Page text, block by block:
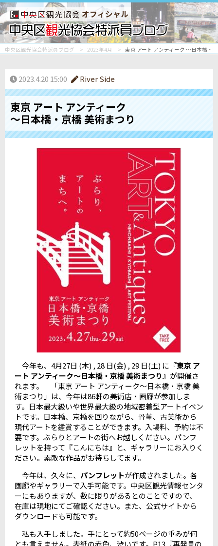
オフィシャル
中央区観光協会特派員ブログ 2023年4月 東京 アート アンティーク 〜日本橋・
2023.4.20 15:00 River Side
東京 アート アンティーク
〜日本橋・京橋 美術まつり
今年も、4月27日 (木) , 28 日(金) , 29 日(土) に 『東京 ア
ート アンティーク〜日本橋・京橋 美術まつり』 が開催さ
れます。 「東京 アート アンティーク〜日本橋・京橋 美
術まつり」は、今年は86軒の美術店・画廊が参加しま
す。日本最大級いや世界最大級の地域密着型アートイベン
トです。日本橋、京橋を回りながら、骨董、古美術から
現代アートを鑑賞することができます。入場料、予約は不
要です。ぶらりとアートの街へお越しください。パンフ
レットを持って『こんにちは』と、ギャラリーにお入りく
ださい。素敵な作品がお待ちしてます。
今年は、久々に、 パンフレットが作成されました。各
画廊やギャラリーで入手可能です。中央区観光情報センタ
ーにもありますが、数に限りがあるとのことですので、
在庫は現地にてご確認ください。また、公式サイトから
ダウンロードも可能です。
私も入手しました。手にとって約50ページの重みが何
とも言えません。表紙の赤色、渋いです。P13『再発見の